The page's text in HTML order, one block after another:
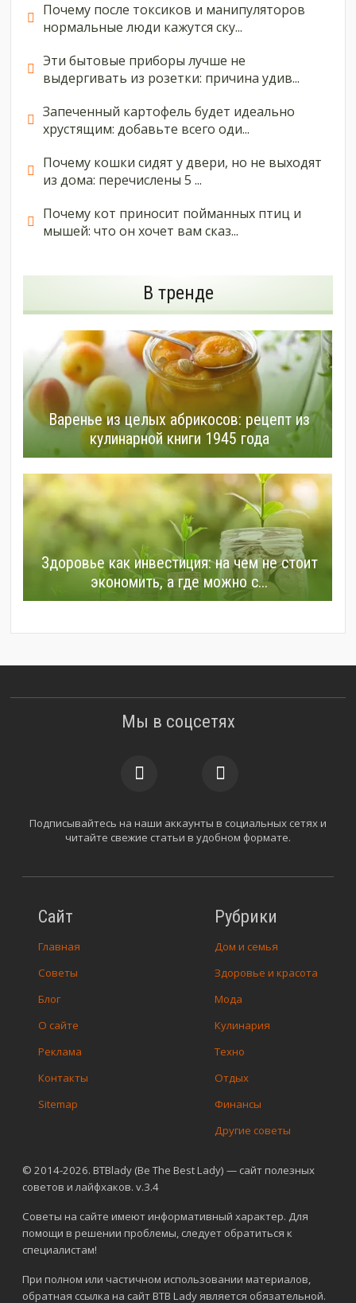
Почему после токсиков и манипуляторов
нормальные люди кажутся ску...
Эти бытовые приборы лучше не
выдергивать из розетки: причина удив...
Запеченный картофель будет идеально
хрустящим: добавьте всего оди...
Почему кошки сидят у двери, но не выходят
из дома: перечислены 5 ...
Почему кот приносит пойманных птиц и
мышей: что он хочет вам сказ...
В тренде
Варенье из целых абрикосов: рецепт из
кулинарной книги 1945 года
Здоровье как инвестиция: на чем не стоит
экономить, а где можно с...
© 2014-2026. BTBlady (Be The Best Lady) — сайт полезных
советов и лайфхаков. v.3.4
Советы на сайте имеют информативный характер. Для
помощи в решении проблемы, следует обратиться к
специалистам!
При полном или частичном использовании материалов,
обратная ссылка на сайт BTB Lady является обязательной.
Сайт
Главная
Советы
Блог
О сайте
Реклама
Контакты
Sitemap
Рубрики
Дом и семья
Здоровье и красота
Мода
Кулинария
Техно
Отдых
Финансы
Другие советы
Мы в соцсетях
Подписывайтесь на наши аккаунты в социальных сетях и
читайте свежие статьи в удобном формате.